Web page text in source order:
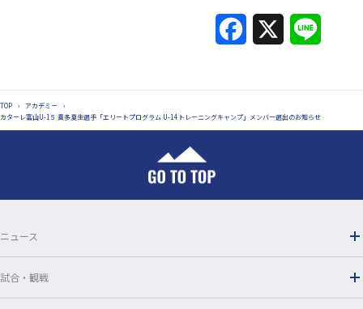
e
TOP › アカデミー
›
カターレ富山U-1５ 喜多夏生選手「エリートプログラム U-14 トレーニングキャンプ」メンバー選出のお知らせ
ニュース
試合・観戦